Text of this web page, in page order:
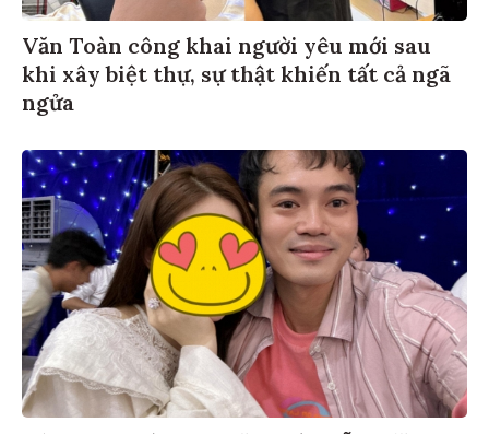
Văn Toàn công khai người yêu mới sau
khi xây biệt thự, sự thật khiến tất cả ngã
ngửa